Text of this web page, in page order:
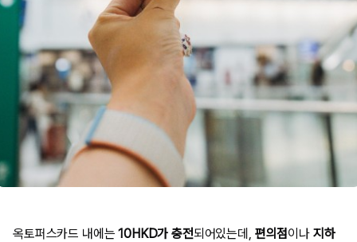
옥토퍼스카드 내에는 10HKD가 충전되어있는데, 편의점이나지하